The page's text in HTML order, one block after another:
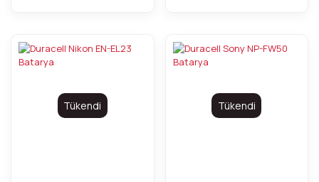
Tükendi Tükendi